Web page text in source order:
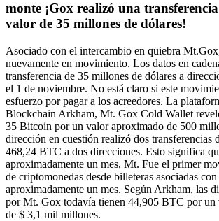
monte ¡Gox realizó una
valor de 35 millones de dólares!
Asociado con el intercambio en quiebra
nuevamente en movimiento. Los datos en
transferencia de 35 millones de dólares a
el 1 de noviembre. No está claro si este
esfuerzo por pagar a los acreedores. La
Blockchain Arkham, Mt. Gox Cold Wallet
35 Bitcoin por un valor aproximado de 500
dirección en cuestión realizó dos transferencias
468,24 BTC a dos direcciones. Esto significa
aproximadamente un mes, Mt. Fue el primer
de criptomonedas desde billeteras asociadas
aproximadamente un mes. Según Arkham, las
por Mt. Gox todavía tienen 44,905 BTC por un
de $ 3,1 mil millones.